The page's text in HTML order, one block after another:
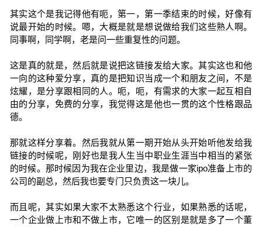
其实这个是我记得他有呃，第一，第一季结束的时候，好像有
说最开始的时候。嗯，大概是就是想说做给我们这些熟人啊。
同事啊，同学啊，老是问一些重复性的问题。
这是真的就是，然后就是说把这链接发给大家。其实这也和他
一向的这种爱分享，真的是把知识当成一个和朋友之间，不是
炫耀，是分享跟相同的人。呃，呃，有需求的大家一起互相自
由的分享，免费的分享，我觉得这是他也一贯的这个性格跟品
德。
那就这样分享着。然后我就从第一期开始从头开始听他发给我
链接的时候呢，刚好也是我人生当中职业生涯当中相当的紧张
的时候。那时候因为我在企业里边，我是做一家ipo准备上市的
公司的副总，然后我也要专门只负责这一块儿。
而且呢，其实如果大家不太熟悉这个行业，如果熟悉的话呢，
一个企业做上市和不做上市，它唯一的区别是就是多了一个董